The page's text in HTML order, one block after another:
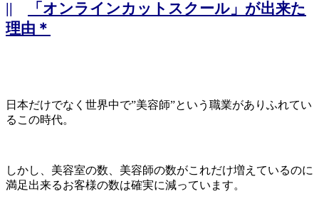
||
「オンラインカットスクール」が出来た
理由＊
日本だけでなく世界中で”美容師”という職業がありふれてい
るこの時代。
しかし、美容室の数、美容師の数がこれだけ増えているのに
満足出来るお客様の数は確実に減っています。